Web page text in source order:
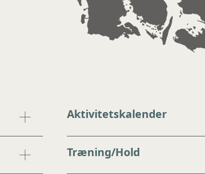
Aktivitetskalender
Træning/Hold